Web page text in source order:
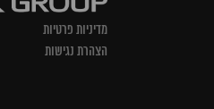
מדיניות פרטיות
הצהרת נגישות